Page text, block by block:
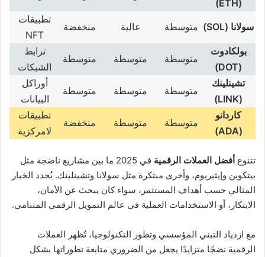
(ETH)
سولانا (SOL) متوسطة عالية منخفضة
تطبيقات
NFT
بولكادوت
(DOT)
متوسطة متوسطة متوسطة
ترابط
الشبكات
تشينلينك
(LINK)
متوسطة متوسطة متوسطة
أوراكل
البيانات
كاردانو
(ADA)
متوسطة متوسطة منخفضة
تطبيقات
لامركزية
تتنوع أفضل العملات الرقمية
في 2025 ما بين مشاريع ناضجة مثل
بيتكوين وإيثيريوم، وأخرى مبتكرة مثل سولانا وتشينلينك. يُحدد الخيار
المثالي حسب أهداف المستثمر، سواء كان يبحث عن الأمان،
الابتكار، أو الاستخدامات العملية في عالم التمويل الرقمي المتنامي.
مع ازدياد التبني المؤسسي وتطور التكنولوجيا، تُظهر العملات
الرقمية نضجًا متزايدًا يجعل من الضروري متابعة تطوراتها بشكل